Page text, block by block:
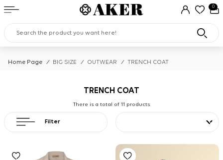
0
Home Page / BIG SIZE / OUTWEAR / TRENCH COAT
Filter
TRENCH COAT
There is a total of 11 products